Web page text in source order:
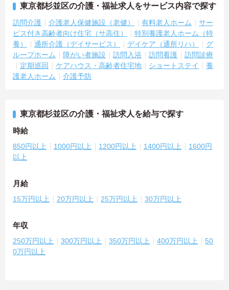
東京都杉並区の介護・福祉求人をサービス内容で探す
訪問介護 介護老人保健施設（老健） 有料老人ホーム
サー
ビス付き高齢者向け住宅（サ高住）
特別養護老人ホーム（特
養）
通所介護（デイサービス） デイケア（通所リハ）
グ
ループホーム
障がい者施設 訪問入浴 訪問看護
訪問診療
定期巡回
ケアハウス・高齢者住宅地 ショートステイ
養
護老人ホーム
介護予防
東京都杉並区の介護・福祉求人を給与で探す
時給
850円以上 1000円以上 1200円以上 1400円以上
1600円
以上
月給
15万円以上 20万円以上 25万円以上 30万円以上
年収
250万円以上 300万円以上 350万円以上 400万円以上
50
0万円以上